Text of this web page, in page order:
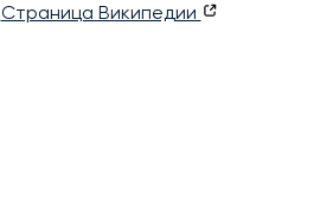
Страница Википедии